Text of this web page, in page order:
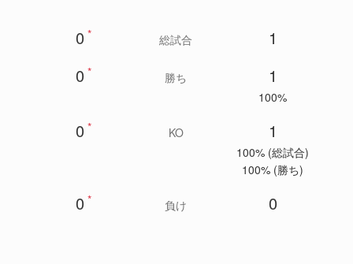
0 * 総試合
1
0 * 勝ち 1
100%
0 * KO 1
100% (総試合)
100% (勝ち)
0 * 負け 0